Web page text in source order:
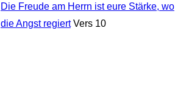
Die Freude am Herrn ist eure Stärke, wo
die Angst regiert Vers 10